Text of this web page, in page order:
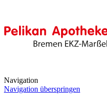
Navigation
Navigation überspringen